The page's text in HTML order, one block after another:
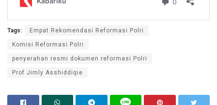
Tags: Empat Rekomendasi Reformasi Polri
Komisi Reformasi Polri
penyerahan resmi dokumen reformasi Polri
Prof Jimly Asshiddiqie